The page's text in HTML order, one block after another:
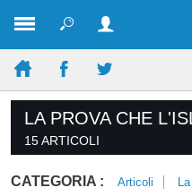
LA PROVA CHE
15 ARTICOLI
CATEGORIA : Articoli